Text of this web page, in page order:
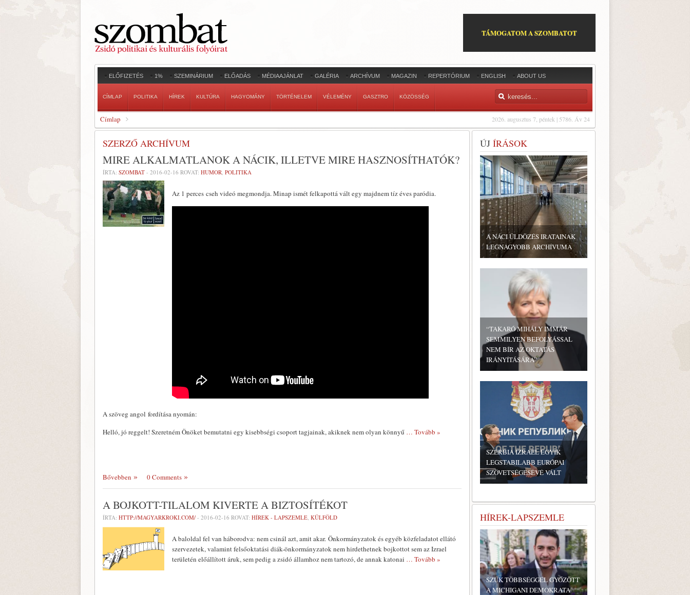
TÁMOGATOM A SZOMBATOT
ELŐFIZETÉS 1% SZEMINÁRIUM ELŐADÁS MÉDIAAJÁNLAT GALÉRIA ARCHÍVUM MAGAZIN REPERTÓRIUM ENGLISH ABOUT US
CÍMLAP POLITIKA HÍREK KULTÚRA HAGYOMÁNY TÖRTÉNELEM VÉLEMÉNY GASZTRO KÖZÖSSÉG
2026. augusztus 7, péntek | 5786. Áv 24
Címlap
SZERZŐ ARCHÍVUM
MIRE ALKALMATLANOK A NÁCIK, ILLETVE MIRE HASZNOSÍTHATÓK?
ÍRTA: SZOMBAT - 2016-02-16 ROVAT: HUMOR, POLITIKA
Az 1 perces cseh videó megmondja. Minap ismét felkapottá vált egy majdnem tíz éves paródia.
A szöveg angol fordítása nyomán:
Helló, jó reggelt! Szeretném Önöket bemutatni egy kisebbségi csoport tagjainak, akiknek nem olyan könnyű … Tovább »
Bővebben 0 Comments
A BOJKOTT-TILALOM KIVERTE A BIZTOSÍTÉKOT
ÍRTA: HTTP://MAGYARKROKI.COM/ - 2016-02-16 ROVAT: HÍREK - LAPSZEMLE, KÜLFÖLD
A baloldal fel van háborodva: nem csinál azt, amit akar. Önkormányzatok és egyéb közfeladatot ellátó
szervezetek, valamint felsőoktatási diák-önkormányzatok nem hirdethetnek bojkottot sem az Izrael
területén előállított áruk, sem pedig a zsidó államhoz nem tartozó, de annak katonai … Tovább »
ÚJ ÍRÁSOK
A NÁCI ÜLDÖZÉS IRATAINAK
LEGNAGYOBB ARCHÍVUMA
“TAKARÓ MIHÁLY IMMÁR
SEMMILYEN BEFOLYÁSSAL
NEM BÍR AZ OKTATÁS
IRÁNYÍTÁSÁRA”
SZERBIA IZRAEL EGYIK
LEGSTABILABB EURÓPAI
SZÖVETSÉGESÉVÉ VÁLT
HÍREK-LAPSZEMLE
SZŰK TÖBBSÉGGEL GYŐZÖTT
A MICHIGANI DEMOKRATA